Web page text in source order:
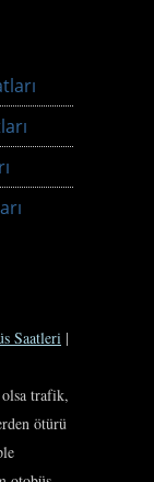
Saatleri |
trafik,
ötürü